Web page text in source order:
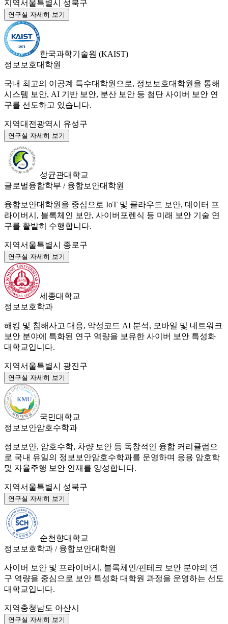
지역서울특별시 성북구
연구실 자세히 보기
한국과학기술원 (KAIST)
정보보호대학원
국내 최고의 이공계 특수대학원으로, 정보보호대학원을 통해
시스템 보안, AI 기반 보안, 분산 보안 등 첨단 사이버 보안 연
구를 선도하고 있습니다.
지역대전광역시 유성구
연구실 자세히 보기
성균관대학교
글로벌융합학부 / 융합보안대학원
융합보안대학원을 중심으로 IoT 및 클라우드 보안, 데이터 프
라이버시, 블록체인 보안, 사이버포렌식 등 미래 보안 기술 연
구를 활발히 수행합니다.
지역서울특별시 종로구
연구실 자세히 보기
세종대학교
정보보호학과
해킹 및 침해사고 대응, 악성코드 AI 분석, 모바일 및 네트워크
보안 분야에 특화된 연구 역량을 보유한 사이버 보안 특성화
대학교입니다.
지역서울특별시 광진구
연구실 자세히 보기
국민대학교
정보보안암호수학과
정보보안, 암호수학, 차량 보안 등 독창적인 융합 커리큘럼으
로 국내 유일의 정보보안암호수학과를 운영하며 응용 암호학
및 자율주행 보안 인재를 양성합니다.
지역서울특별시 성북구
연구실 자세히 보기
순천향대학교
정보보호학과 / 융합보안대학원
사이버 보안 및 프라이버시, 블록체인/핀테크 보안 분야의 연
구 역량을 중심으로 보안 특성화 대학원 과정을 운영하는 선도
대학교입니다.
지역충청남도 아산시
연구실 자세히 보기